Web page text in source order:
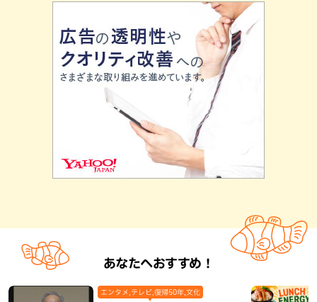
あなたへおすすめ！
エンタメ,テレビ,復帰50年,文化